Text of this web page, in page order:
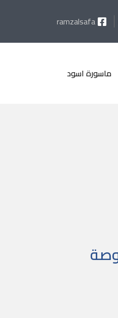
ramzalsafa
ماسورة اسود